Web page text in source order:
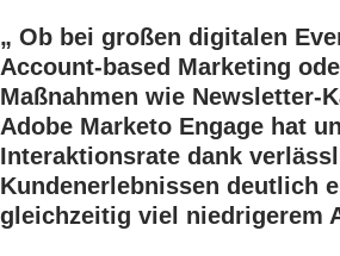
„ Ob bei großen digitalen
Account-based Marketing
Maßnahmen wie Newsletter-
Adobe Marketo Engage hat
Interaktionsrate dank
Kundenerlebnissen deutlich
gleichzeitig viel niedrigerem